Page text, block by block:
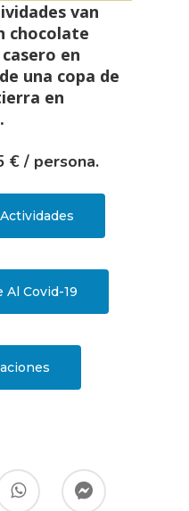
van
chocolate
en
una copa de
en
€ / persona.
Al Covid-19
Calendario
Contacto